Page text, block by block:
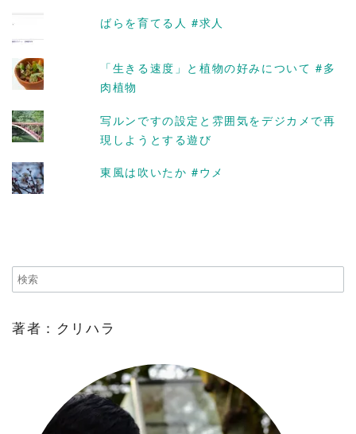
ばらを育てる人 #求人
「生きる速度」と植物の好みについて #多
肉植物
写ルンですの設定と雰囲気をデジカメで再
現しようとする遊び
東風は吹いたか #ウメ
著者：クリハラ